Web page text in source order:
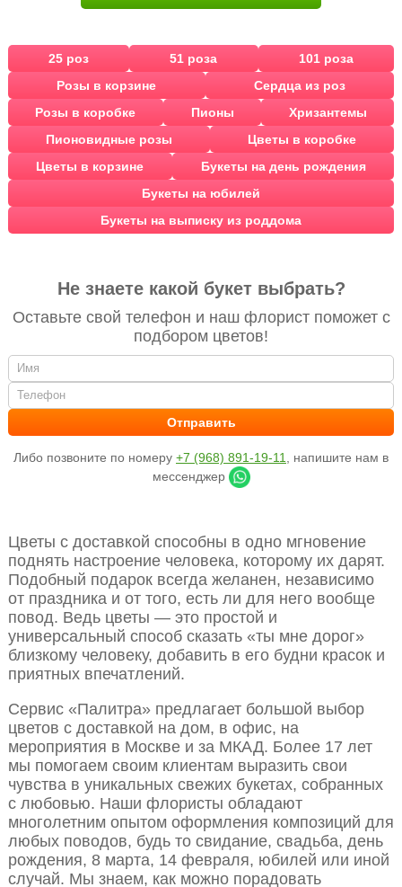
25 роз 51 роза
101 роза
Розы в корзине
Сердца из роз
Розы в коробке
Пионы
Хризантемы
Пионовидные розы
Цветы в коробке
Цветы в корзине
Букеты на день рождения
Букеты на юбилей
Букеты на выписку из роддома
Не знаете какой букет выбрать?
Оставьте свой телефон и наш флорист поможет с
подбором цветов!
Либо позвоните по номеру +7 (968) 891-19-11
, напишите нам в
мессенджер
Цветы с доставкой способны в одно мгновение
поднять настроение человека, которому их дарят.
Подобный подарок всегда желанен, независимо
от праздника и от того, есть ли для него вообще
повод. Ведь цветы — это простой и
универсальный способ сказать «ты мне дорог»
близкому человеку, добавить в его будни красок и
приятных впечатлений.
Сервис «Палитра» предлагает большой выбор
цветов с доставкой на дом, в офис, на
мероприятия в Москве и за МКАД. Более 17 лет
мы помогаем своим клиентам выразить свои
чувства в уникальных свежих букетах, собранных
с любовью. Наши флористы обладают
многолетним опытом оформления композиций для
любых поводов, будь то свидание, свадьба, день
рождения, 8 марта, 14 февраля, юбилей или иной
случай. Мы знаем, как можно порадовать